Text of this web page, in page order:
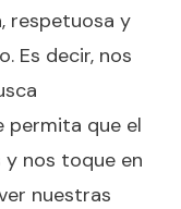
respetuosa y
Es decir, nos
permita que el
nos toque en
nuestras